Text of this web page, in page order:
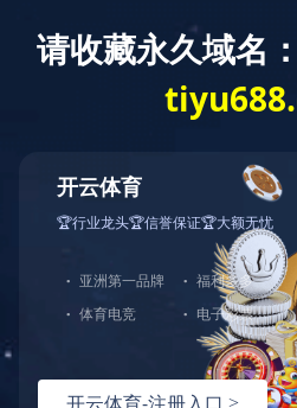
环保咨询方案服务
致力于环评 安评 卫评 竣
预案等
业务范
开元体
工程服